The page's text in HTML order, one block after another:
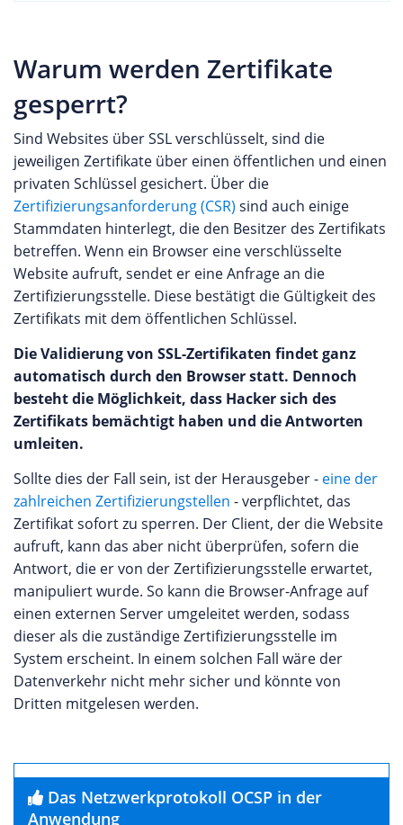
Warum werden Zertifikate
gesperrt?
Sind Websites über SSL verschlüsselt, sind die
jeweiligen Zertifikate über einen öffentlichen und einen
privaten Schlüssel gesichert. Über die
Zertifizierungsanforderung (CSR) sind auch einige
Stammdaten hinterlegt, die den Besitzer des Zertifikats
betreffen. Wenn ein Browser eine verschlüsselte
Website aufruft, sendet er eine Anfrage an die
Zertifizierungsstelle. Diese bestätigt die Gültigkeit des
Zertifikats mit dem öffentlichen Schlüssel.
Die Validierung von SSL-Zertifikaten findet ganz
automatisch durch den Browser statt. Dennoch
besteht die Möglichkeit, dass Hacker sich des
Zertifikats bemächtigt haben und die Antworten
umleiten.
Sollte dies der Fall sein, ist der Herausgeber - eine der
zahlreichen Zertifizierungstellen - verpflichtet, das
Zertifikat sofort zu sperren. Der Client, der die Website
aufruft, kann das aber nicht überprüfen, sofern die
Antwort, die er von der Zertifizierungsstelle erwartet,
manipuliert wurde. So kann die Browser-Anfrage auf
einen externen Server umgeleitet werden, sodass
dieser als die zuständige Zertifizierungsstelle im
System erscheint. In einem solchen Fall wäre der
Datenverkehr nicht mehr sicher und könnte von
Dritten mitgelesen werden.
Das Netzwerkprotokoll OCSP in der
Anwendung